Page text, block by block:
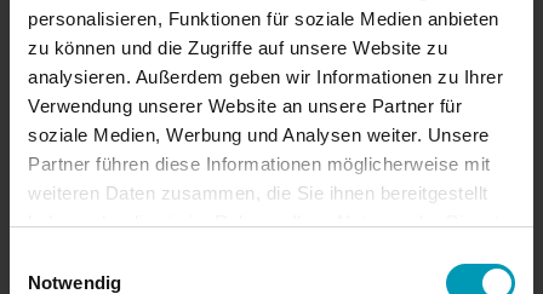
personalisieren, Funktionen für soziale Medien anbieten
zu können und die Zugriffe auf unsere Website zu
analysieren. Außerdem geben wir Informationen zu Ihrer
Verwendung unserer Website an unsere Partner für
soziale Medien, Werbung und Analysen weiter. Unsere
Partner führen diese Informationen möglicherweise mit
weiteren Daten zusammen, die Sie ihnen bereitgestellt
haben oder die sie im Rahmen Ihrer Nutzung der Dienste
Notwendig
April 2024
März 2024
Januar 2024